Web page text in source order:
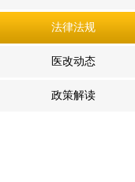
法律法规
医改动态
政策解读